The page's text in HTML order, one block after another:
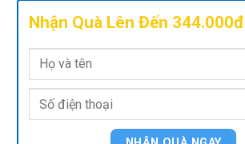
Nhận Quà Lên Đến 344.000đ